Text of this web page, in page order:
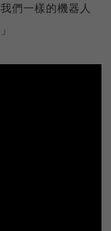
們一樣的機器人